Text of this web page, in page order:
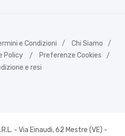
e Condizioni
Chi Siamo
Policy
Preferenze Cookies
e resi
- Via Einaudi, 62 Mestre (VE) -